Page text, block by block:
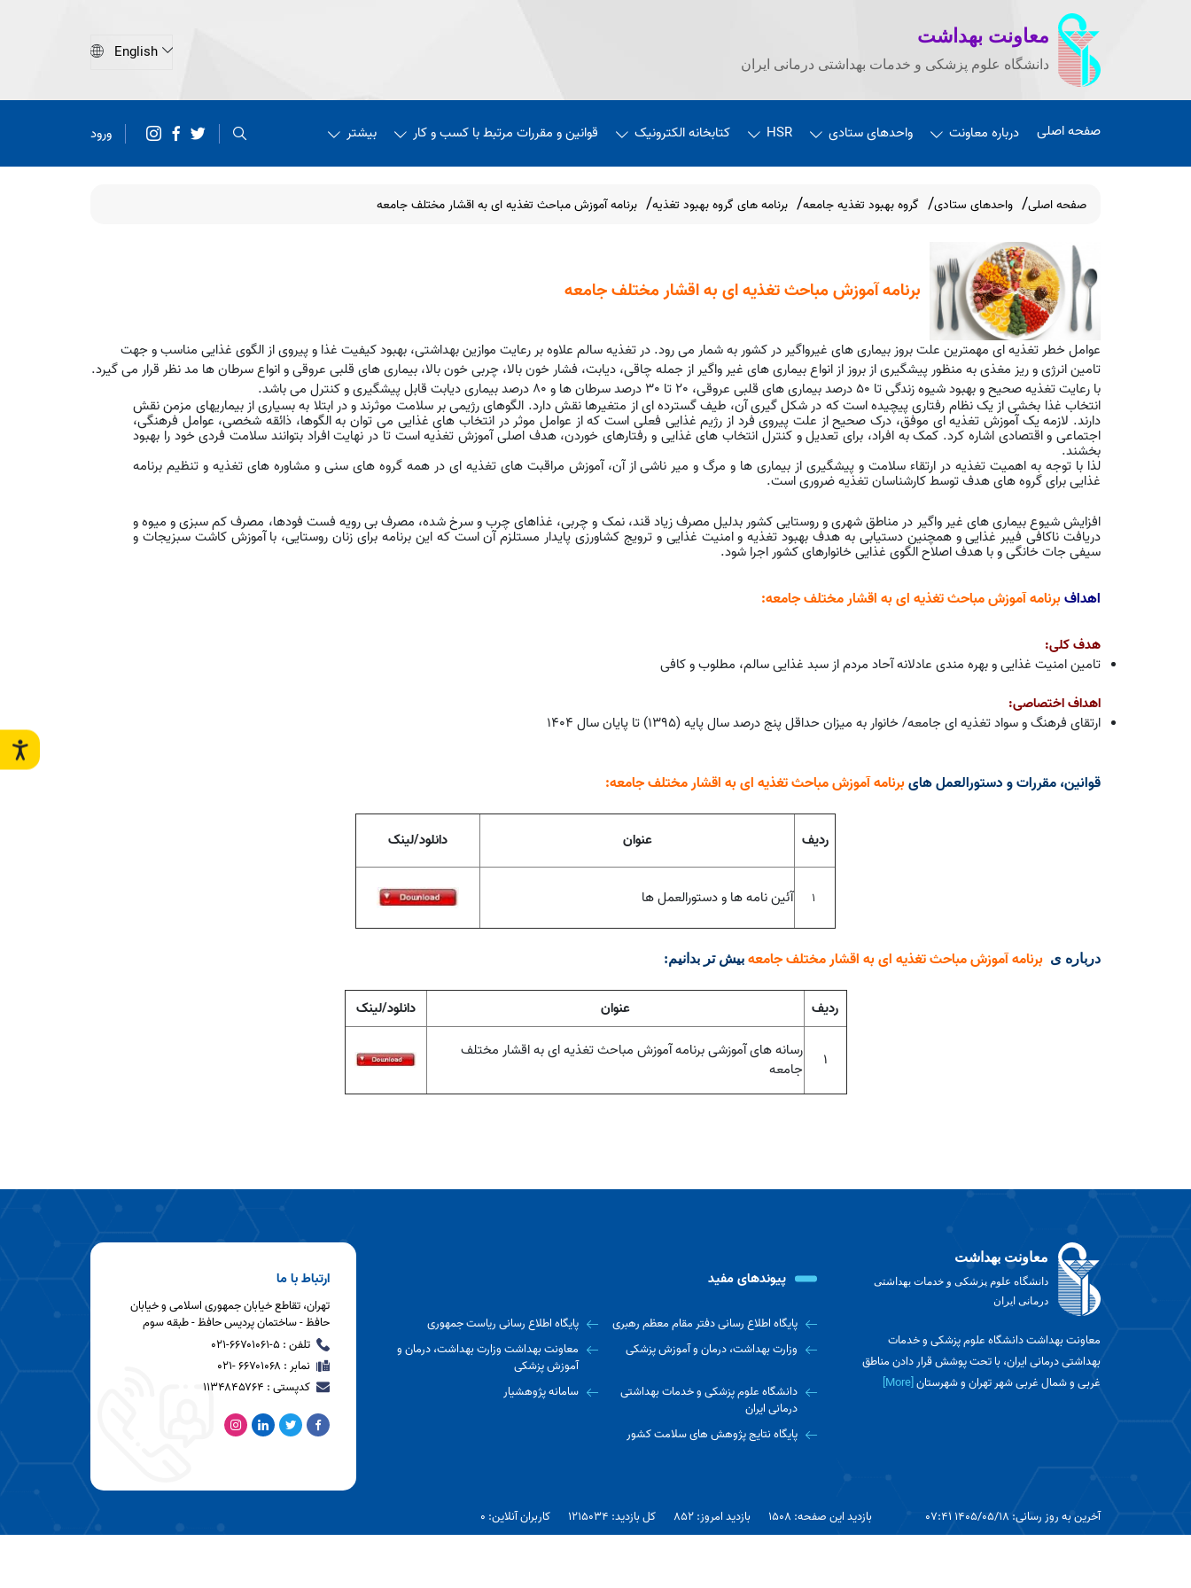
معاونت بهداشت
دانشگاه علوم پزشکی و خدمات بهداشتی درمانی ایران
صفحه اصلی درباره معاونت واحدهای ستادی HSR کتابخانه الکترونیک قوانین و مقررات مرتبط با کسب و کار بیشتر ورود
صفحه اصلی واحدهای ستادی گروه بهبود تغذیه جامعه برنامه های گروه بهبود تغذیه برنامه آموزش مباحث تغذیه ای به اقشار مختلف جامعه
برنامه آموزش مباحث تغذیه ای به اقشار مختلف جامعه
عوامل خطر تغذیه ای مهمترین علت بروز بیماری های غیرواگیر در کشور به شمار می رود. در تغذیه سالم علاوه بر رعایت موازین بهداشتی، بهبود کیفیت غذا و پیروی از الگوی غذایی مناسب و جهت
تامین انرژی و ریز مغذی به منظور پیشگیری از بروز از انواع بیماری های غیر واگیر از جمله چاقی، دیابت، فشار خون بالا، چربی خون بالا، بیماری های قلبی عروقی و انواع سرطان ها مد نظر قرار می گیرد.
با رعایت تغذیه صحیح و بهبود شیوه زندگی تا 50درصد بیماری های قلبی عروقی، 20 تا 30 درصد سرطان ها و 80 درصد بیماری دیابت قابل پیشگیری و کنترل می باشد.
انتخاب غذا بخشی از یک نظام رفتاری پیچیده است که در شکل گیری آن، طیف گسترده ای از متغیرها نقش دارد. الگوهای رژیمی بر سلامت موثرند و در ابتلا به بسیاری از بیماریهای مزمن نقش
دارند. لازمه یک آموزش تغذیه ای موفق، درک صحیح از علت پیروی فرد از رژیم غذایی فعلی است که از عوامل موثر در انتخاب های غذایی می توان به الگوها، ذائقه شخصی، عوامل فرهنگی،
اجتماعی و اقتصادی اشاره کرد. کمک به افراد، برای تعدیل و کنترل انتخاب های غذایی و رفتارهای خوردن، هدف اصلی آموزش تغذیه است تا در نهایت افراد بتوانند سلامت فردی خود را بهبود
بخشند.
لذا با توجه به اهمیت تغذیه در ارتقاء سلامت و پیشگیری از بیماری ها و مرگ و میر ناشی از آن، آموزش مراقبت های تغذیه ای در همه گروه های سنی و مشاوره های تغذیه و تنظیم برنامه
غذایی برای گروه های هدف توسط کارشناسان تغذیه ضروری است.
افزایش شیوع بیماری های غیر واگیر در مناطق شهری و روستایی کشور بدلیل مصرف زیاد قند، نمک و چربی، غذاهای چرب و سرخ شده، مصرف بی رویه فست فودها، مصرف کم سبزی و میوه و
دریافت ناکافی فیبر غذایی و همچنین دستیابی به هدف بهبود تغذیه و امنیت غذایی و ترویج کشاورزی پایدار مستلزم آن است که این برنامه برای زنان روستایی، با آموزش کاشت سبزیجات و
سیفی جات خانگی و با هدف اصلاح الگوی غذایی خانوارهای کشور اجرا شود.
اهدافبرنامه آموزش مباحث تغذیه ای به اقشار مختلف جامعه:
هدف کلی:
تامین امنیت غذایی و بهره مندی عادلانه آحاد مردم از سبد غذایی سالم، مطلوب و کافی
اهداف اختصاصی:
ارتقای فرهنگ و سواد تغذیه ای جامعه/ خانوار به میزان حداقل پنج درصد سال پایه (1395) تا پایان سال 1404
قوانین، مقررات و دستورالعمل هایبرنامه آموزش مباحث تغذیه ای به اقشار مختلف جامعه:
ردیف عنوان دانلود/لینک
آئین نامه ها و دستورالعمل ها
درباره ی برنامه آموزش مباحث تغذیه ای به اقشار مختلف جامعه بیش تر بدانیم:
ردیف عنوان دانلود/لینک
۱
رسانه های آموزشی برنامه آموزش مباحث تغذیه ای به اقشار مختلف
جامعه
معاونت بهداشت
دانشگاه علوم پزشکی و خدمات بهداشتی
درمانی ایران
معاونت بهداشت دانشگاه علوم پزشکی و خدمات
بهداشتی درمانی ایران، با تحت پوشش قرار دادن مناطق
غربی و شمال غربی شهر تهران و شهرستان[More]
پیوندهای مفید
پایگاه اطلاع رسانی دفتر مقام معظم رهبری
پایگاه اطلاع رسانی ریاست جمهوری
وزارت بهداشت، درمان و آموزش پزشکی
معاونت بهداشت وزارت بهداشت، درمان و
آموزش پزشکی
دانشگاه علوم پزشکی و خدمات بهداشتی
درمانی ایران
سامانه پژوهشیار
پایگاه نتایج پژوهش های سلامت کشور
ارتباط با ما
تهران، تقاطع خیابان جمهوری اسلامی و خیابان
حافظ - ساختمان پردیس حافظ - طبقه سوم
تلفن : ۵-۶۶۷۰۱۰۶۱-۰۲۱
نمابر : ۶۶۷۰۱۰۶۸ -۰۲۱
کدپستی : ۱۱۳۴۸۴۵۷۶۴
آخرین به روز رسانی: 1405/05/18 07:41 بازدید این صفحه: 1508 بازدید امروز: 852 کل بازدید: 1215034 کاربران آنلاین: 0